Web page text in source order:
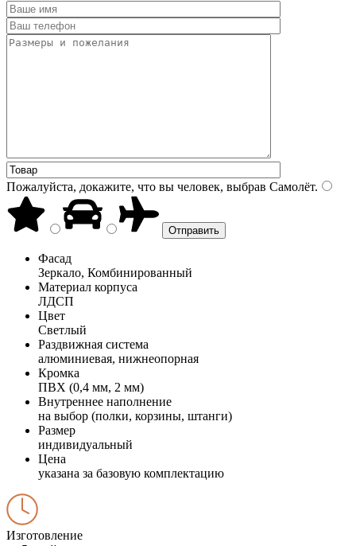
Пожалуйста, докажите, что вы человек, выбрав Самолёт.
Фасад
Зеркало, Комбинированный
Материал корпуса
ЛДСП
Цвет
Светлый
Раздвижная система
алюминиевая, нижнеопорная
Кромка
ПВХ (0,4 мм, 2 мм)
Внутреннее наполнение
на выбор (полки, корзины, штанги)
Размер
индивидуальный
Цена
указана за базовую комплектацию
Изготовление